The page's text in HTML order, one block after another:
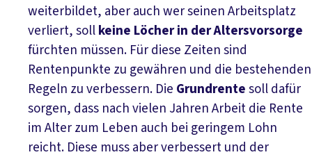
weiterbildet, aber auch wer seinen Arbeitsplatz
verliert, sollkeine Löcher in der Altersvorsorge
fürchten müssen. Für diese Zeiten sind
Rentenpunkte zu gewähren und die bestehenden
Regeln zu verbessern. Die Grundrentesoll dafür
sorgen, dass nach vielen Jahren Arbeit die Rente
im Alter zum Leben auch bei geringem Lohn
reicht. Diese muss aber verbessert und der